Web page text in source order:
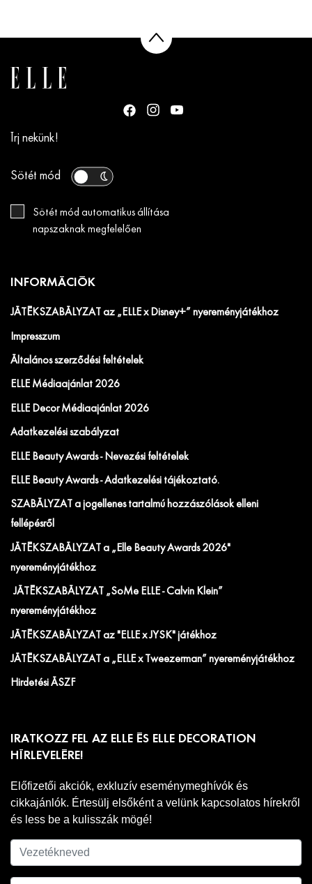
Írj nekünk!
Sötét mód
Sötét mód automatikus állítása
napszaknak megfelelően
INFORMÁCIÓK
JÁTÉKSZABÁLYZAT az „ELLE x Disney+” nyereményjátékhoz
Impresszum
Általános szerződési feltételek
ELLE Médiaajánlat 2026
ELLE Decor Médiaajánlat 2026
Adatkezelési szabályzat
ELLE Beauty Awards - Nevezési feltételek
ELLE Beauty Awards - Adatkezelési tájékoztató.
SZABÁLYZAT a jogellenes tartalmú hozzászólások elleni
fellépésről
JÁTÉKSZABÁLYZAT a „Elle Beauty Awards 2026"
nyereményjátékhoz
JÁTÉKSZABÁLYZAT „SoMe ELLE - Calvin Klein”
nyereményjátékhoz
JÁTÉKSZABÁLYZAT az "ELLE x JYSK" játékhoz
JÁTÉKSZABÁLYZAT a „ELLE x Tweezerman” nyereményjátékhoz
Hirdetési ÁSZF
IRATKOZZ FEL AZ ELLE ÉS ELLE DECORATION
HÍRLEVELÉRE!
Előfizetői akciók, exkluzív eseménymeghívók és
cikkajánlók. Értesülj elsőként a velünk kapcsolatos hírekről
és less be a kulisszák mögé!